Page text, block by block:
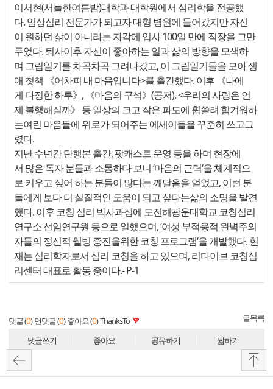
이서현(서늘한여름밤)대학과 대학원에서 심리학을 전공했
다. 임상심리 전문가가 되고자 대형 병원에 들어갔지만 자신
이 원하던 삶이 아니라는 자각에 입사 100일 만에 직장을 그만
두었다. 퇴사이후 자신이 좋아하는 일과 삶의 방향을 모색하
며 그림일기를 차곡차곡 그려나갔고, 이 그림일기들을 모아 생
애 첫책 《어차피 내 마음입니다>를 출간했다. 이후 《나에
게 다정한 하루》, 《마음의 구석》(공저), <우리의 사랑은 언
제 불행해질까》 등 일상의 크고 작은 파도에 휩쓸려 힘겨워하
는여린 마음들에 위로가 되어주는 에세이들을 꾸준히 쓰고그
렸다.
지난 수년간 단행본 출간, 팟캐스트 운영 등을 하며 현장에
서 많은 독자 분들과 소통하다 보니 ‘마음의 근력‘을 체계적으
로 키우고 싶어 하는 분들이 많다는 깨달음을 얻었고, 이런 분
들에게 보다 더 실질적인 도움이 되고 싶다는삶의 소명을 발견
했다. 이후 코칭 심리 박사과정에 도전해광운대학교 코칭심리
연구소 선임연구원 등으로 일했으며, ‘여성 부적응적 완벽주의
자들의 정신적 웰빙 증진을위한 코칭 프로그램‘을 개발했다. 현
재는 심리학자로서 심리 코칭을 하고 있으며, 리다이브 코칭심
리센터 대표로 활동 중이다.- P-1
댓글 (0) 먼댓글 (0) 좋아요 (0)ThanksTo 글목록
댓글쓰기 좋아요 공유하기 찜하기